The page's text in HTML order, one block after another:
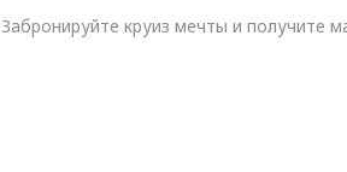
Забронируйте круиз мечты и получите